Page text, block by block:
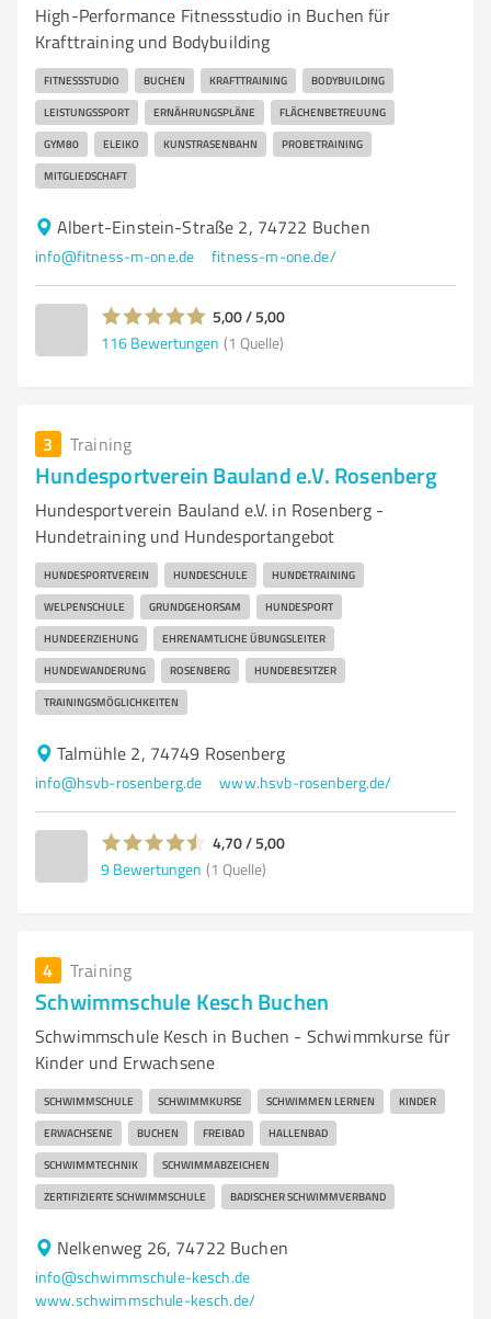
High-Performance Fitnessstudio in Buchen für
Krafttraining und Bodybuilding
FITNESSSTUDIO BUCHEN KRAFTTRAINING BODYBUILDING
LEISTUNGSSPORT ERNÄHRUNGSPLÄNE FLÄCHENBETREUUNG
GYM80 ELEIKO KUNSTRASENBAHN PROBETRAINING
MITGLIEDSCHAFT
Albert-Einstein-Straße 2, 74722 Buchen
info@fitness-m-one.de fitness-m-one.de/
5,00 / 5,00
116 Bewertungen (1 Quelle)
3 Training
Hundesportverein Bauland e.V. Rosenberg
Hundesportverein Bauland e.V. in Rosenberg -
Hundetraining und Hundesportangebot
HUNDESPORTVEREIN HUNDESCHULE HUNDETRAINING
WELPENSCHULE GRUNDGEHORSAM HUNDESPORT
HUNDEERZIEHUNG EHRENAMTLICHE ÜBUNGSLEITER
HUNDEWANDERUNG ROSENBERG HUNDEBESITZER
TRAININGSMÖGLICHKEITEN
Talmühle 2, 74749 Rosenberg
info@hsvb-rosenberg.de www.hsvb-rosenberg.de/
4,70 / 5,00
9 Bewertungen (1 Quelle)
4 Training
Schwimmschule Kesch Buchen
Schwimmschule Kesch in Buchen - Schwimmkurse für
Kinder und Erwachsene
SCHWIMMSCHULE SCHWIMMKURSE SCHWIMMEN LERNEN KINDER
ERWACHSENE BUCHEN FREIBAD HALLENBAD
SCHWIMMTECHNIK SCHWIMMABZEICHEN
ZERTIFIZIERTE SCHWIMMSCHULE BADISCHER SCHWIMMVERBAND
Nelkenweg 26, 74722 Buchen
info@schwimmschule-kesch.de
www.schwimmschule-kesch.de/